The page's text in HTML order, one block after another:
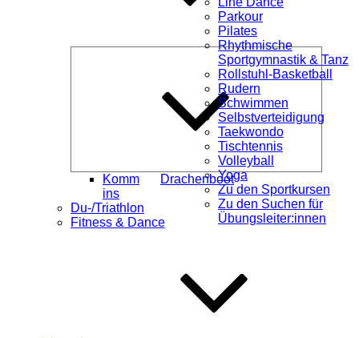
öffnen
Komm
ins
Drachenboot
Du-/Triathlon
Fitness & Dance
Parkour
Pilates
Rhythmische
Sportgymnastik & Tanz
Rollstuhl-Basketball
Rudern
Schwimmen
Selbstverteidigung
Taekwondo
Tischtennis
Volleyball
Yoga
Zu den Sportkursen
Zu den Suchen für
Übungsleiter:innen